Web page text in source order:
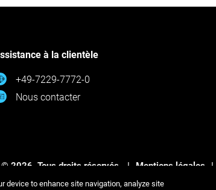
à la clientèle
+49-7229-7772-0
Nous contacter
2026. Tous droits réservés.
Mentions légales
device to enhance site navigation, analyze site